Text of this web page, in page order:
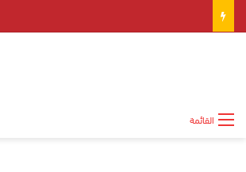
القائمة